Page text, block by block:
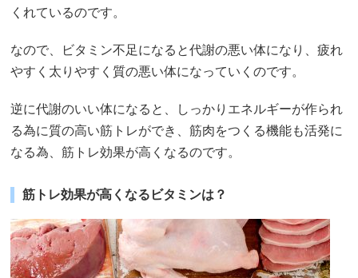
くれているのです。
なので、ビタミン不足になると代謝の悪い体になり、疲れ
やすく太りやすく質の悪い体になっていくのです。
逆に代謝のいい体になると、しっかりエネルギーが作られ
る為に質の高い筋トレができ、筋肉をつくる機能も活発に
なる為、筋トレ効果が高くなるのです。
筋トレ効果が高くなるビタミンは？